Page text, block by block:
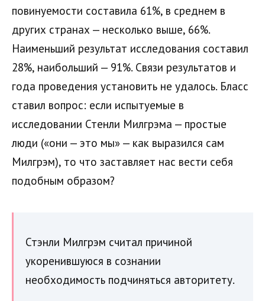
повинуемости составила 61%, в среднем в
других странах — несколько выше, 66%.
Наименьший результат исследования составил
28%, наибольший — 91%. Связи результатов и
года проведения установить не удалось. Бласс
ставил вопрос: если испытуемые в
исследовании Стенли Милгрэма — простые
люди («они — это мы» — как выразился сам
Милгрэм), то что заставляет нас вести себя
подобным образом?
Стэнли Милгрэм считал причиной
укоренившуюся в сознании
необходимость подчиняться авторитету.